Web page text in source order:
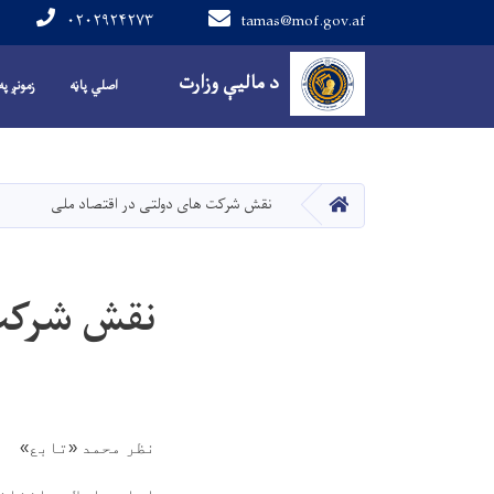
د مالیې وزارت
tamas@mof.gov.af ۰۲۰۲۹۲۴۲۷۳
Main navigation
اصلي پاڼه زمونږ
HOME نقش شرکت های دولتی در اقتصاد ملی
نقش
نظر محمد «تابع»